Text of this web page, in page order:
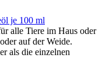
je 100 ml
alle Tiere im Haus oder
auf der Weide.
als die einzelnen